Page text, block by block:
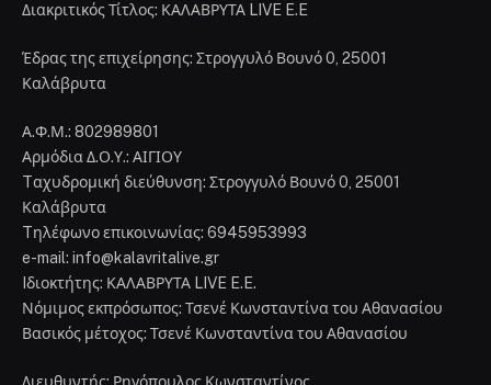
Διακριτικός Τίτλος: ΚΑΛΑΒΡΥΤΑ LIVE E.E
Έδρας της επιχείρησης: Στρογγυλό Βουνό 0, 25001
Καλάβρυτα
Α.Φ.Μ.: 802989801
Αρμόδια Δ.Ο.Υ.: ΑΙΓΙΟΥ
Tαχυδρομική διεύθυνση: Στρογγυλό Βουνό 0, 25001
Καλάβρυτα
Tηλέφωνο επικοινωνίας: 6945953993
e-mail: info@kalavritalive.gr
Iδιοκτήτης: ΚΑΛΑΒΡΥΤΑ LIVE E.E.
Νόμιμος εκπρόσωπος: Τσενέ Κωνσταντίνα του Αθανασίου
Βασικός μέτοχος: Τσενέ Κωνσταντίνα του Αθανασίου